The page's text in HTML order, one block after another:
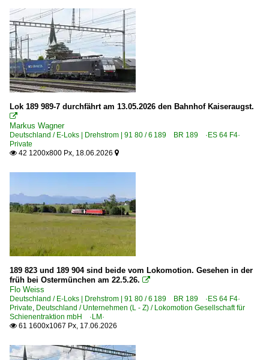
Königswinter
Konstanz
Korschenbroich
Kronach
Bahnhöfe (L - Q)
Lahr (Schwarzwald)
Lehrte
Lübeck Hbf ·AL·
Ludwigshafen (Rhein)
Ludwigslust
Lutherstadt Wittenberg
Magdeburg (sonstige)
Mainz (sonstige Bahnhöfe)
Mannheim Hbf ·RM·
Millingen (Rheinland)
Lok 189 989-7 durchfährt am 13.05.2026 den Bahnhof Kaiseraugst.

Markus Wagner
Deutschland / E-Loks | Drehstrom | 91 80 / 6 189 BR 189 ·ES 64 F4·
Private
 42 1200x800 Px, 18.06.2026 
189 823 und 189 904 sind beide vom Lokomotion. Gesehen in der
früh bei Ostermünchen am 22.5.26. 
Flo Weiss
Deutschland / E-Loks | Drehstrom | 91 80 / 6 189 BR 189 ·ES 64 F4·
Private, Deutschland / Unternehmen (L - Z) / Lokomotion Gesellschaft für
Schienentraktion mbH ·LM·
 61 1600x1067 Px, 17.06.2026